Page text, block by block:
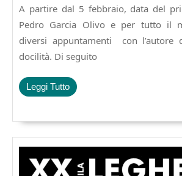
Garcia
Olivo
2015
A partire dal 5 febbraio, data del
Pedro Garcia Olivo e per tutto il
diversi appuntamenti con l’autore
docilità. Di seguito
Leggi TuttoLeggi
Tutto